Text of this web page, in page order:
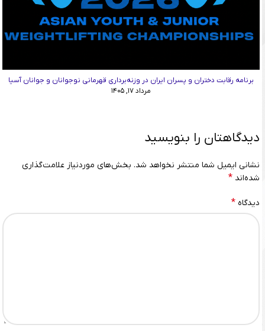
برنامه رقابت دختران و پسران ایران در وزنه‌برداری قهرمانی نوجوانان و جوانان آسیا
مرداد ۱۷, ۱۴۰۵
دیدگاهتان را بنویسید
نشانی ایمیل شما منتشر نخواهد شد. بخش‌های موردنیاز علامت‌گذاری
شده‌اند *
دیدگاه *